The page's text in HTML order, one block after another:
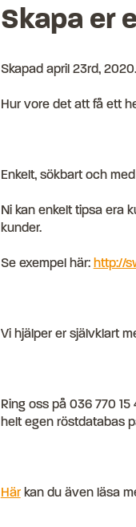
Skapa er
Skapad april 23rd, 2020.
Hur vore det att få ett
Enkelt, sökbart och
Ni kan enkelt tipsa era
kunder.
Se exempel här: http://
Vi hjälper er självklart
Ring oss på 036 770 15
helt egen röstdatabas
Härkan du även läsa